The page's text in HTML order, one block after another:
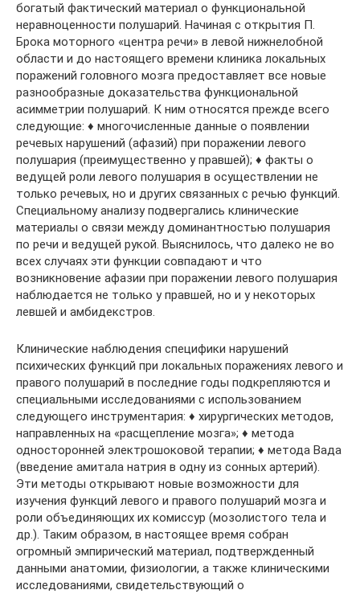
богатый фактический материал о функциональной
неравноценности полушарий. Начиная с открытия П.
Брока моторного «центра речи» в левой нижнелобной
области и до настоящего времени клиника локальных
поражений головного мозга предоставляет все новые
разнообразные доказательства функциональной
асимметрии полушарий. К ним относятся прежде всего
следующие: ♦ многочисленные данные о появлении
речевых нарушений (афазий) при поражении левого
полушария (преимущественно у правшей); ♦ факты о
ведущей роли левого полушария в осуществлении не
только речевых, но и других связанных с речью функций.
Специальному анализу подвергались клинические
материалы о связи между доминантностью полушария
по речи и ведущей рукой. Выяснилось, что далеко не во
всех случаях эти функции совпадают и что
возникновение афазии при поражении левого полушария
наблюдается не только у правшей, но и у некоторых
левшей и амбидекстров.
Клинические наблюдения специфики нарушений
психических функций при локальных поражениях левого и
правого полушарий в последние годы подкрепляются и
специальными исследованиями с использованием
следующего инструментария: ♦ хирургических методов,
направленных на «расщепление мозга»; ♦ метода
односторонней электрошоковой терапии; ♦ метода Вада
(введение амитала натрия в одну из сонных артерий).
Эти методы открывают новые возможности для
изучения функций левого и правого полушарий мозга и
роли объединяющих их комиссур (мозолистого тела и
др.). Таким образом, в настоящее время собран
огромный эмпирический материал, подтвержденный
данными анатомии, физиологии, а также клиническими
исследованиями, свидетельствующий о